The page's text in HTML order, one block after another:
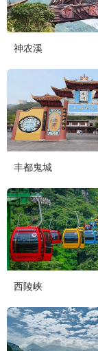
神农溪
丰都鬼城
西陵峡